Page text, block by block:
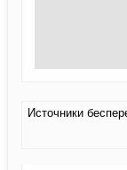
Источники